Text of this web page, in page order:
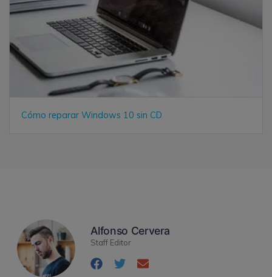
Cómo reparar Windows 10 sin CD
Alfonso Cervera
Staff Editor